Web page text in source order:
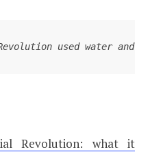
used water and
Revolution: what it